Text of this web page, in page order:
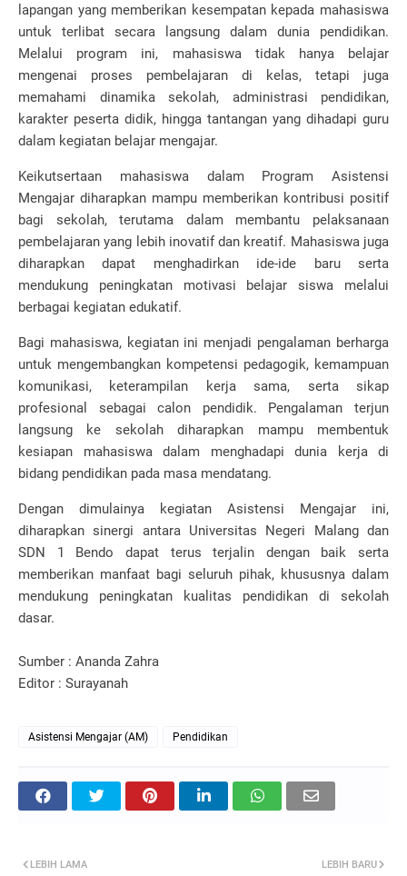
lapangan yang memberikan kesempatan kepada mahasiswa
untuk terlibat secara langsung dalam dunia pendidikan.
Melalui program ini, mahasiswa tidak hanya belajar
mengenai proses pembelajaran di kelas, tetapi juga
memahami dinamika sekolah, administrasi pendidikan,
karakter peserta didik, hingga tantangan yang dihadapi guru
dalam kegiatan belajar mengajar.
Keikutsertaan mahasiswa dalam Program Asistensi
Mengajar diharapkan mampu memberikan kontribusi positif
bagi sekolah, terutama dalam membantu pelaksanaan
pembelajaran yang lebih inovatif dan kreatif. Mahasiswa juga
diharapkan dapat menghadirkan ide-ide baru serta
mendukung peningkatan motivasi belajar siswa melalui
berbagai kegiatan edukatif.
Bagi mahasiswa, kegiatan ini menjadi pengalaman berharga
untuk mengembangkan kompetensi pedagogik, kemampuan
komunikasi, keterampilan kerja sama, serta sikap
profesional sebagai calon pendidik. Pengalaman terjun
langsung ke sekolah diharapkan mampu membentuk
kesiapan mahasiswa dalam menghadapi dunia kerja di
bidang pendidikan pada masa mendatang.
Dengan dimulainya kegiatan Asistensi Mengajar ini,
diharapkan sinergi antara Universitas Negeri Malangdan
SDN 1 Bendo dapat terus terjalin dengan baik serta
memberikan manfaat bagi seluruh pihak, khususnya dalam
mendukung peningkatan kualitas pendidikan di sekolah
dasar.
Sumber : Ananda Zahra
Editor : Surayanah
Asistensi Mengajar (AM) Pendidikan
LEBIH BARU
LEBIH LAMA